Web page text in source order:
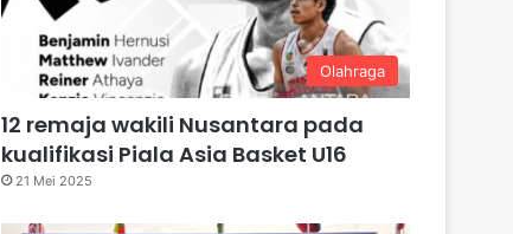
Olahraga
12 remaja wakili Nusantara pada
kualifikasi Piala Asia Basket U16
21 Mei 2025